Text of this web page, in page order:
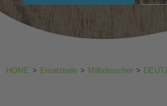
HOME > Ersatzteile > Mähdrescher >